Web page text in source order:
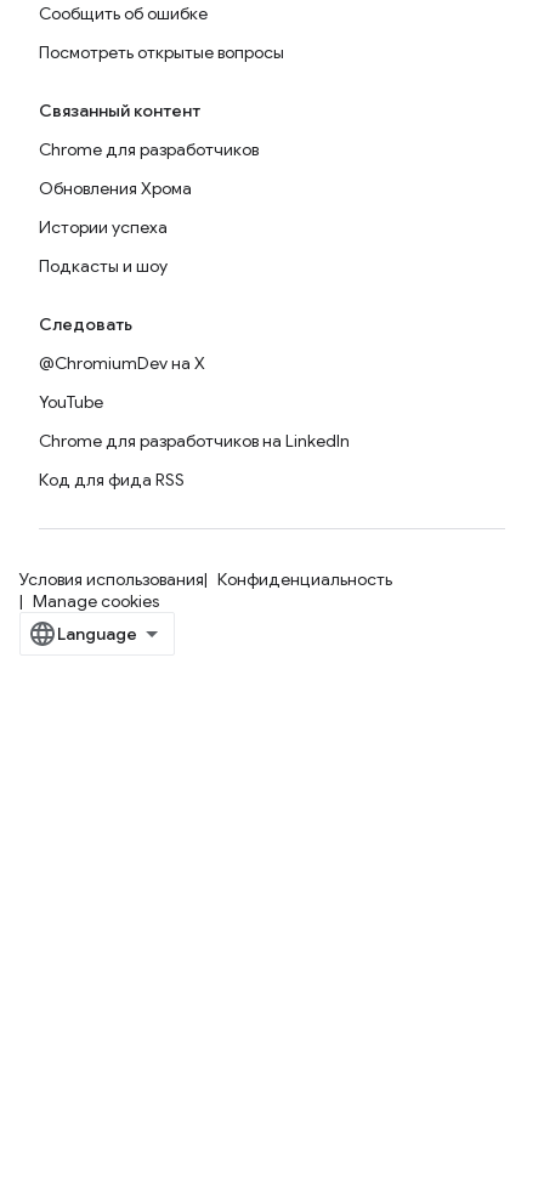
Сообщить об ошибке
Посмотреть открытые вопросы
Связанный контент
Chrome для разработчиков
Обновления Хрома
Истории успеха
Подкасты и шоу
Следовать
@ChromiumDev на X
YouTube
Chrome для разработчиков на LinkedIn
Код для фида RSS
Условия использования
Конфиденциальность
Manage cookies